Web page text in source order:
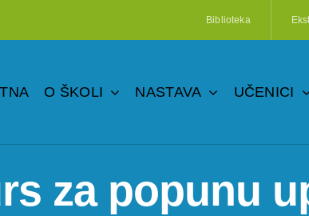
Biblioteka
O ŠKOLI NASTAVA UČENICI
za popunu